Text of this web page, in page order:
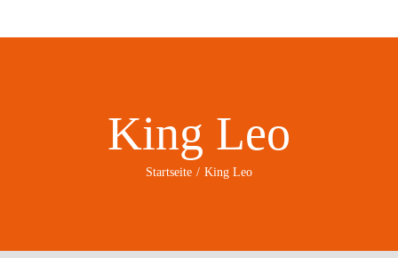
King Leo
Startseite King Leo